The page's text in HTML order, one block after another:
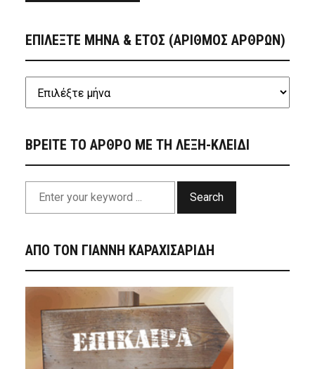
ΕΠΙΛΕΞΤΕ ΜΗΝΑ & ΕΤΟΣ (ΑΡΙΘΜΟΣ ΑΡΘΡΩΝ)
ΒΡΕΙΤΕ ΤΟ ΑΡΘΡΟ ΜΕ ΤΗ ΛΕΞΗ-ΚΛΕΙΔΙ
Search
ΑΠΟ ΤΟΝ ΓΙΑΝΝΗ ΚΑΡΑΧΙΣΑΡΙΔΗ